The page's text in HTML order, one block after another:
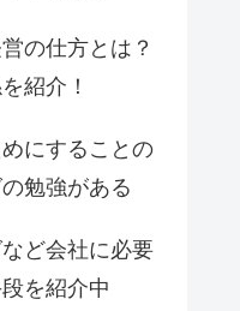
の仕方とは？
紹介！
にすることの
勉強がある
ど会社に必要
を紹介中